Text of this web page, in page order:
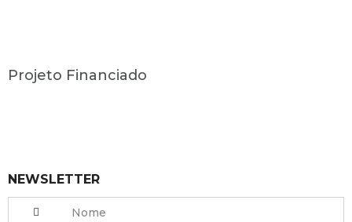
Projeto Financiado
NEWSLETTER